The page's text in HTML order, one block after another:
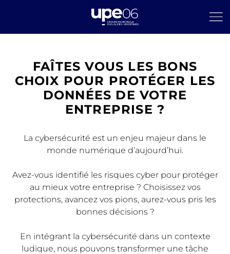
FAÎTES VOUS LES BONS
CHOIX POUR PROTÉGER LES
DONNÉES DE VOTRE
ENTREPRISE ?
La cybersécurité est un enjeu majeur dans le
monde numérique d’aujourd’hui.
Avez-vous identifié les risques cyber pour protéger
au mieux votre entreprise ? Choisissez vos
protections, avancez vos pions, aurez-vous pris les
bonnes décisions ?
En intégrant la cybersécurité dans un contexte
ludique, nous pouvons transformer une tâche